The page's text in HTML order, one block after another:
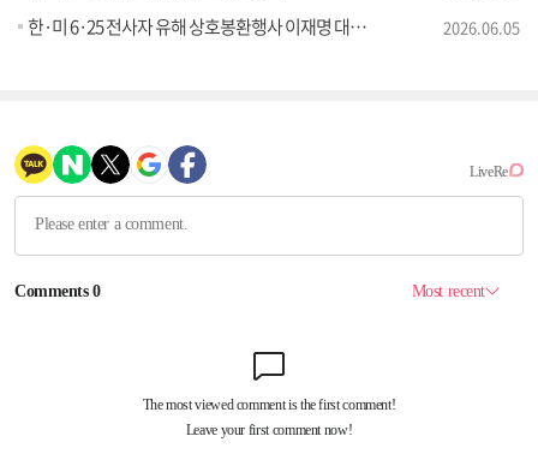
한·미 6·25 전사자 유해 상호봉환행사 이재명 대통령 추모사 2026.06.05